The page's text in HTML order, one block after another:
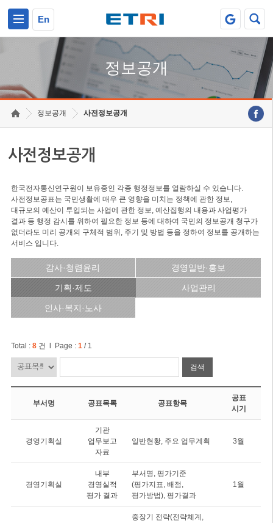
En
정보공개
정보공개 사전정보공개
사전정보공개
한국전자통신연구원이 보유중인 각종 행정정보를 열람하실 수 있습니다.
사전정보공표는 국민생활에 매우 큰 영향을 미치는 정책에 관한 정보,
대규모의 예산이 투입되는 사업에 관한 정보, 예산집행의 내용과 사업평가
결과 등 행정 감시를 위하여 필요한 정보 등에 대하여 국민의 정보공개 청구가
없더라도 미리 공개의 구체적 범위, 주기 및 방법 등을 정하여 정보를 공개하는
서비스 입니다.
감사·청렴윤리 경영일반·홍보
기획·제도 사업관리
인사·복지·노사
Total : 8건 l Page : 1/ 1
검색
부서명 공표목록 공표항목
공표
시기
경영기획실
기관
업무보고
자료
일반현황, 주요 업무계획 3월
경영기획실
내부
경영실적
평가 결과
부서명, 평가기준
(평가지표, 배점,
평가방법), 평가결과
1월
중장기 전략(전략체계,